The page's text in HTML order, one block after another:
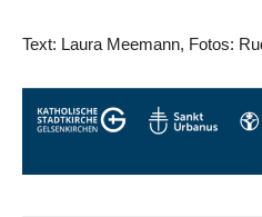
Text: Laura Meemann, Fotos: